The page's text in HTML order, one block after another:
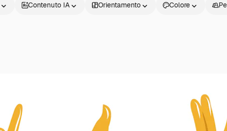
Contenuto IA Orientamento Colore
Prodotti